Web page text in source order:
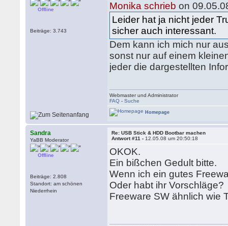
Offline
Beiträge: 3.743
Monika schrieb on
Leider hat ja nicht jeder
sicher auch interessant.
Dem kann ich mich nur
sonst nur auf einem
jeder die dargestellten
Webmaster und Administrator
FAQ -Suche
Homepage
Sandra
YaBB Moderator
Offline
Beiträge: 2.808
Standort: am schönen
Niederrhein
Re: USB Stick & HDD Bootbar machen
Antwort #11 - 12.05.08 um 20:50:18
OKOK.
Ein bißchen Gedult bitte.
Wenn ich ein gutes
Oder habt ihr Vorschläge?
Freeware SW ähnlich wie